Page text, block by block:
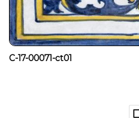
C-17-00071-ct01